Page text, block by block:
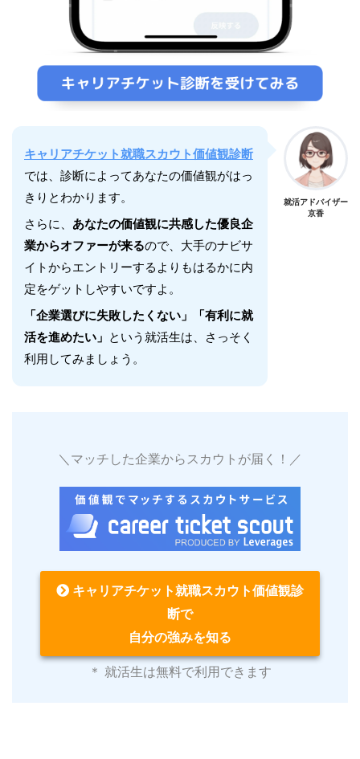
キャリアチケット就職スカウト価値観診断
では、診断によってあなたの価値観がはっ
きりとわかります。
さらに、 あなたの価値観に共感した優良企
業からオファーが来るので、大手のナビサ
イトからエントリーするよりもはるかに内
定をゲットしやすいですよ。
「企業選びに失敗したくない」「有利に就
活を進めたい」 という就活生は、さっそく
利用してみましょう。
就活アドバイザー
京香
＼マッチした企業からスカウトが届く！／
キャリアチケット就職スカウト価値観診
断で
自分の強みを知る
＊ 就活生は無料で利用できます